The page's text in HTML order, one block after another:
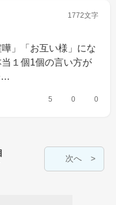
1772文字
」「お互い様」にな
１個1個の言い方が
…
5 0 0
次へ